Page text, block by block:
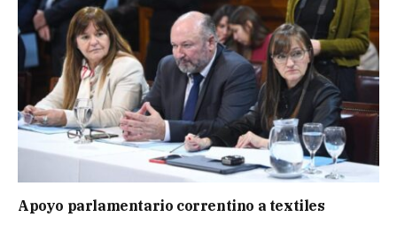
Apoyo parlamentario correntino a textiles